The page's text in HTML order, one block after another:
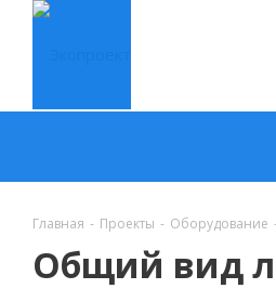
Главная - Проекты - Оборудование
Общий вид